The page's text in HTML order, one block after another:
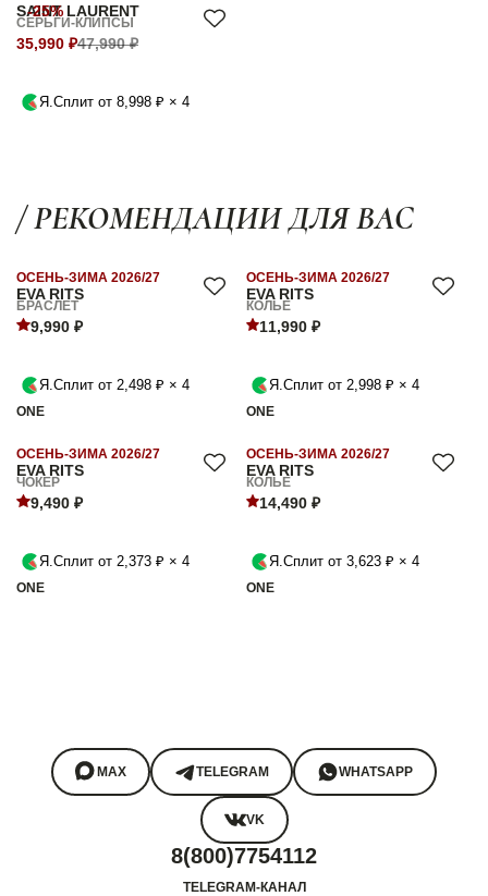
-25%
SAINT LAURENT
СЕРЬГИ-КЛИПСЫ
35,990 ₽47,990 ₽
Я.Сплит от 8,998 ₽ × 4
/ РЕКОМЕНДАЦИИ ДЛЯ ВАС
EVA RITS
ОСЕНЬ-ЗИМА 2026/27
БРАСЛЕТ
9,990 ₽
Я.Сплит от 2,498 ₽ × 4
ONE
EVA RITS
ОСЕНЬ-ЗИМА 2026/27
КОЛЬЕ
11,990 ₽
Я.Сплит от 2,998 ₽ × 4
ONE
EVA RITS
ОСЕНЬ-ЗИМА 2026/27
ЧОКЕР
9,490 ₽
Я.Сплит от 2,373 ₽ × 4
ONE
EVA RITS
ОСЕНЬ-ЗИМА 2026/27
КОЛЬЕ
14,490 ₽
Я.Сплит от 3,623 ₽ × 4
ONE
MAX TELEGRAM WHATSAPP
VK
8(800)7754112
TELEGRAM-КАНАЛ